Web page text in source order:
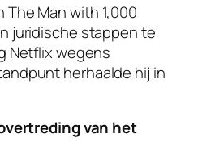
The Man with 1,000
juridische stappen te
Netflix wegens
herhaalde hij in
van het